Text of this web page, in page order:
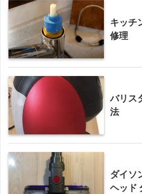
キッチ
修理
バリス
法
ダイソ
ヘッド